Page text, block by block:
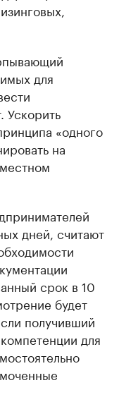
для
Ускорить
«одного
на
дней, считают
срок в 10
будет
получивший
для